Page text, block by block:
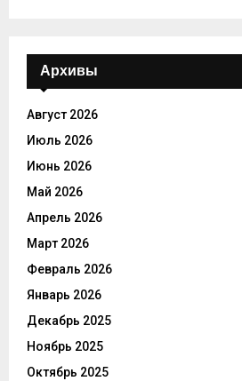
Архивы
Август 2026
Июль 2026
Июнь 2026
Май 2026
Апрель 2026
Март 2026
Февраль 2026
Январь 2026
Декабрь 2025
Ноябрь 2025
Октябрь 2025